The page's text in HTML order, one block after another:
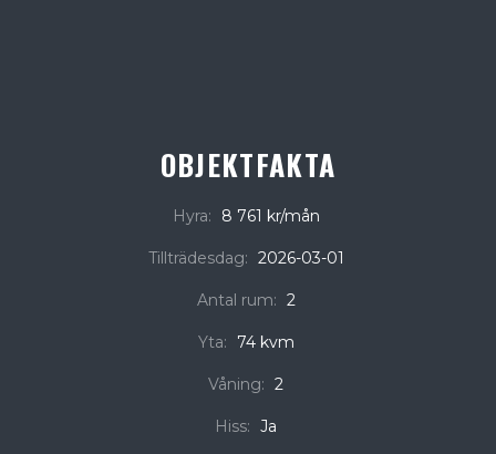
OBJEKTFAKTA
Hyra: 8 761 kr/mån
Tillträdesdag: 2026-03-01
Antal rum: 2
Yta: 74 kvm
Våning: 2
Hiss: Ja